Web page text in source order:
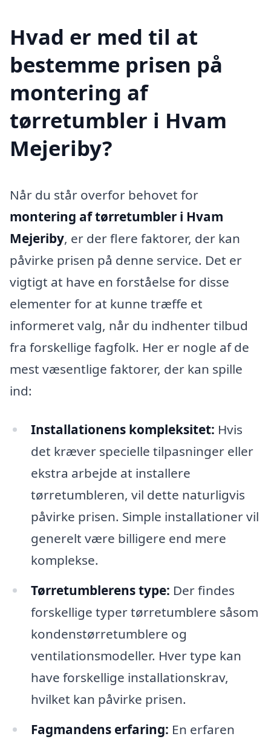
Hvad er med til at
bestemme prisen på
montering af
tørretumbler i Hvam
Mejeriby?
Når du står overfor behovet for
montering af tørretumbler i Hvam
Mejeriby, er der flere faktorer, der kan
påvirke prisen på denne service. Det er
vigtigt at have en forståelse for disse
elementer for at kunne træffe et
informeret valg, når du indhenter tilbud
fra forskellige fagfolk. Her er nogle af de
mest væsentlige faktorer, der kan spille
ind:
Installationens kompleksitet: Hvis
det kræver specielle tilpasninger eller
ekstra arbejde at installere
tørretumbleren, vil dette naturligvis
påvirke prisen. Simple installationer vil
generelt være billigere end mere
komplekse.
Tørretumblerens type: Der findes
forskellige typer tørretumblere såsom
kondenstørretumblere og
ventilationsmodeller. Hver type kan
have forskellige installationskrav,
hvilket kan påvirke prisen.
Fagmandens erfaring: En erfaren